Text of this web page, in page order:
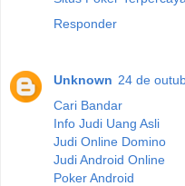
Responder
Unknown 24 de
Cari Bandar
Info Judi Uang Asli
Judi Online Domino
Judi Android Online
Poker Android